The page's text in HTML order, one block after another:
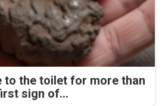
to the toilet for more than
sign of...